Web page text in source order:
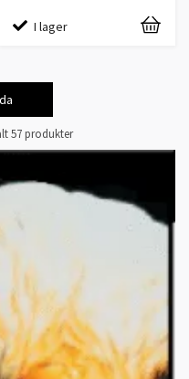
I lager
57 produkter